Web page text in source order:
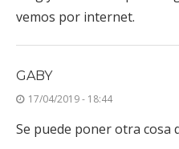
vemos por internet.
GABY
17/04/2019 - 18:44
Se puede poner otra cosa